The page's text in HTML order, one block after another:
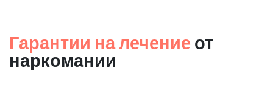
Гарантии на лечение от
наркомании